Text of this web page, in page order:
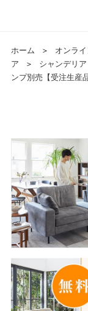
ホーム ＞ オンラ
ア
＞
シャンデリ
ンプ別売【受注生産品